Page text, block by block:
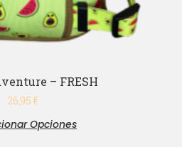
– FRESH
26,95 €
Opciones